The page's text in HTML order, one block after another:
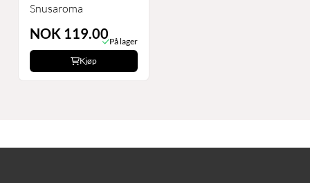
Snusaroma
NOK 119.00 På lager
Kjøp